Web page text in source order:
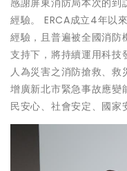
經驗。 ERCA成立4年以
經驗，且普遍被全國消防
支持下，將持續運用科技
人為災害之消防搶救、救
增廣新北市緊急事故應變
民安心、社會安定、國家